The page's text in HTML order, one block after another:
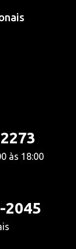
às 18:00
2045